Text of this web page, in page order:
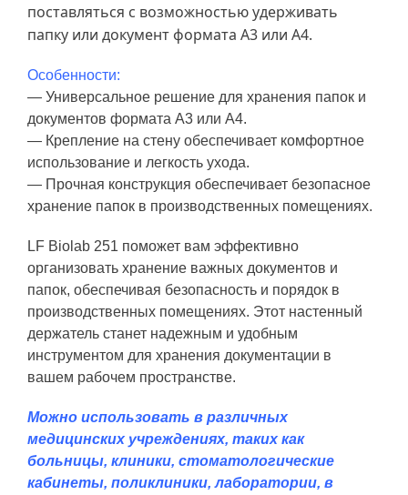
поставляться с возможностью удерживать
папку или документ формата A3 или A4.
Особенности:
— Универсальное решение для хранения папок и
документов формата A3 или A4.
— Крепление на стену обеспечивает комфортное
использование и легкость ухода.
— Прочная конструкция обеспечивает безопасное
хранение папок в производственных помещениях.
LF Biolab 251 поможет вам эффективно
организовать хранение важных документов и
папок, обеспечивая безопасность и порядок в
производственных помещениях. Этот настенный
держатель станет надежным и удобным
инструментом для хранения документации в
вашем рабочем пространстве.
Можно использовать в различных
медицинских учреждениях, таких как
больницы, клиники, стоматологические
кабинеты, поликлиники, лаборатории, в